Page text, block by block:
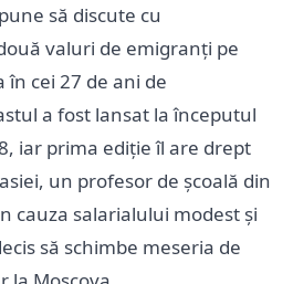
să discute cu
valuri de emigranți pe
în cei 27 de ani de
a fost lansat la începutul
iar prima ediție îl are drept
un profesor de școală din
cauza salarialului modest și
să schimbe meseria de